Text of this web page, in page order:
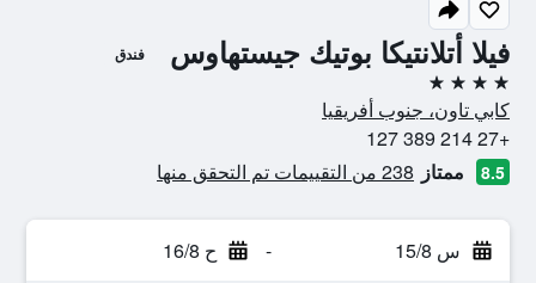
فيلا أتلانتيكا بوتيك جيستهاوس فندق
4 نجوم
كابي تاون، جنوب أفريقيا
+27 214 389 127
8.5 ممتاز 238 من التقييمات تم التحقق منها
س 15/8 - ح 16/8